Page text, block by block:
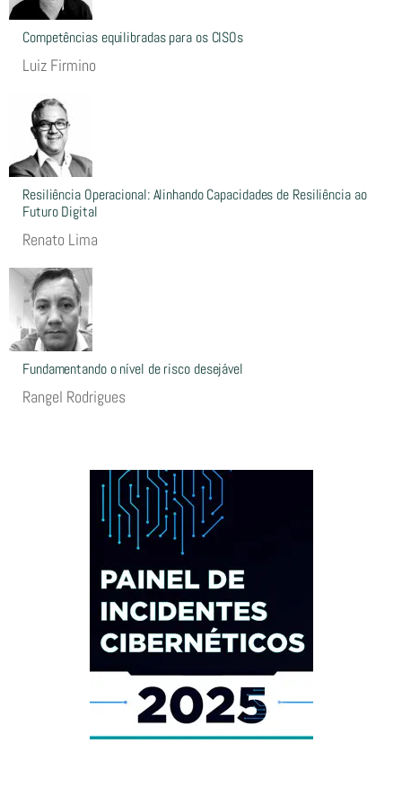
Competências equilibradas para os CISOs
Luiz Firmino
Resiliência Operacional: Alinhando Capacidades de Resiliência ao
Futuro Digital
Renato Lima
Fundamentando o nível de risco desejável
Rangel Rodrigues